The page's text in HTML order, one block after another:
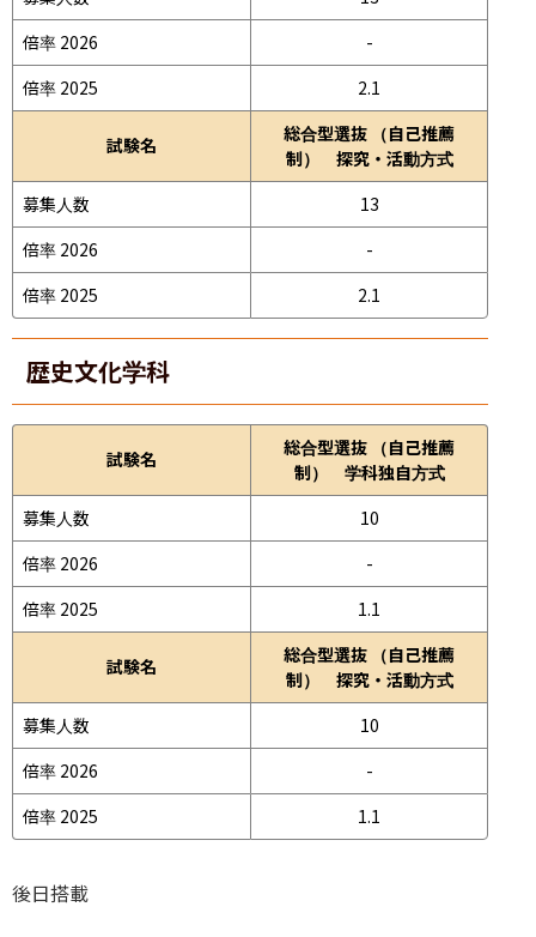
倍率 2026
-
倍率 2025
2.1
試験名
総合型選抜 （自己推薦
制） 探究・活動方式
募集人数
13
倍率 2026
-
倍率 2025
2.1
歴史文化学科
試験名
総合型選抜 （自己推薦
制） 学科独自方式
募集人数
10
倍率 2026
-
倍率 2025
1.1
試験名
総合型選抜 （自己推薦
制） 探究・活動方式
募集人数
10
倍率 2026
-
倍率 2025
1.1
後日搭載